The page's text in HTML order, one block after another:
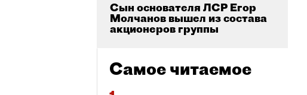
Сын основателя ЛСР Егор
Молчанов вышел из состава
акционеров группы
Самое читаемое